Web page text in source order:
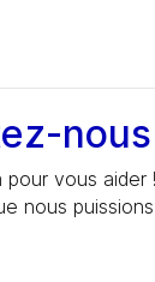
nous
pour vous aider
nous